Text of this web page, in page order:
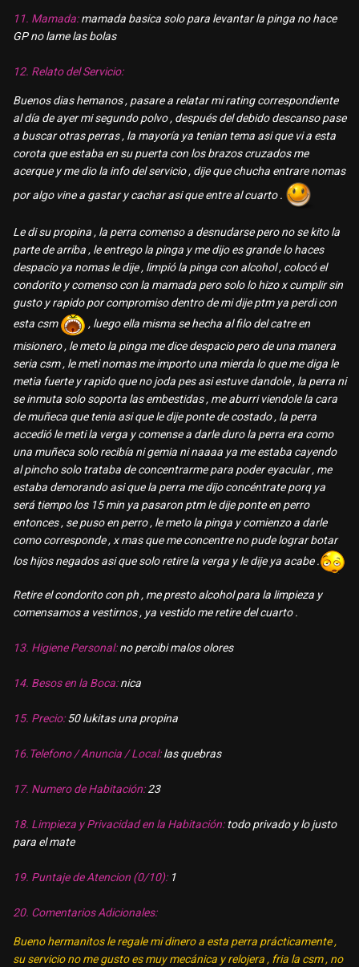
11. Mamada:mamada basica solo para levantar la pinga no hace
GP no lame las bolas
12. Relato del Servicio:
Buenos dias hemanos , pasare a relatar mi rating correspondiente
al día de ayer mi segundo polvo , después del debido descanso pase
a buscar otras perras , la mayoría ya tenian tema asi que vi a esta
corota que estaba en su puerta con los brazos cruzados me
acerque y me dio la info del servicio , dije que chucha entrare nomas
por algo vine a gastar y cachar asi que entre al cuarto .
Le di su propina , la perra comenso a desnudarse pero no se kito la
parte de arriba , le entrego la pinga y me dijo es grande lo haces
despacio ya nomas le dije , limpió la pinga con alcohol , colocó el
condorito y comenso con la mamada pero solo lo hizo x cumplir sin
gusto y rapido por compromiso dentro de mi dije ptm ya perdi con
esta csm
, luego ella misma se hecha al filo del catre en
misionero , le meto la pinga me dice despacio pero de una manera
seria csm , le meti nomas me importo una mierda lo que me diga le
metia fuerte y rapido que no joda pes asi estuve dandole , la perra ni
se inmuta solo soporta las embestidas , me aburri viendole la cara
de muñeca que tenia asi que le dije ponte de costado , la perra
accedió le meti la verga y comense a darle duro la perra era como
una muñeca solo recibía ni gemia ni naaaa ya me estaba cayendo
al pincho solo trataba de concentrarme para poder eyacular , me
estaba demorando asi que la perra me dijo concéntrate porq ya
será tiempo los 15 min ya pasaron ptm le dije ponte en perro
entonces , se puso en perro , le meto la pinga y comienzo a darle
como corresponde , x mas que me concentre no pude lograr botar
los hijos negados asi que solo retire la verga y le dije ya acabe .
Retire el condorito con ph , me presto alcohol para la limpieza y
comensamos a vestirnos , ya vestido me retire del cuarto .
13. Higiene Personal:no percibi malos olores
14. Besos en la Boca:nica
15. Precio:50 lukitas una propina
16.Telefono / Anuncia / Local:las quebras
17. Numero de Habitación:23
18. Limpieza y Privacidad en la Habitación:todo privado y lo justo
para el mate
19. Puntaje de Atencion (0/10):1
20. Comentarios Adicionales:
Bueno hermanitos le regale mi dinero a esta perra prácticamente ,
su servicio no me gusto es muy mecánica y relojera , fria la csm , no